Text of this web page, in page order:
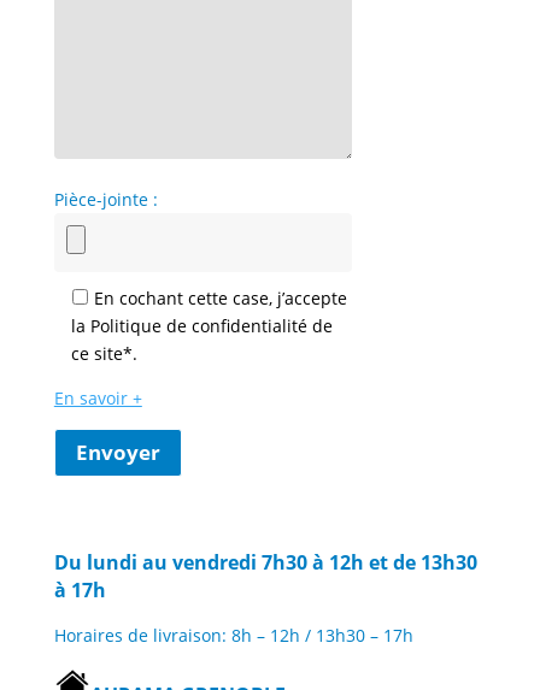
Pièce-jointe :
En cochant cette case, j’accepte
la Politique de confidentialité de
ce site*.
En savoir +
Envoyer
Du lundi au vendredi 7h30 à 12h et de 13h30
à 17h
Horaires de livraison: 8h – 12h / 13h30 – 17h